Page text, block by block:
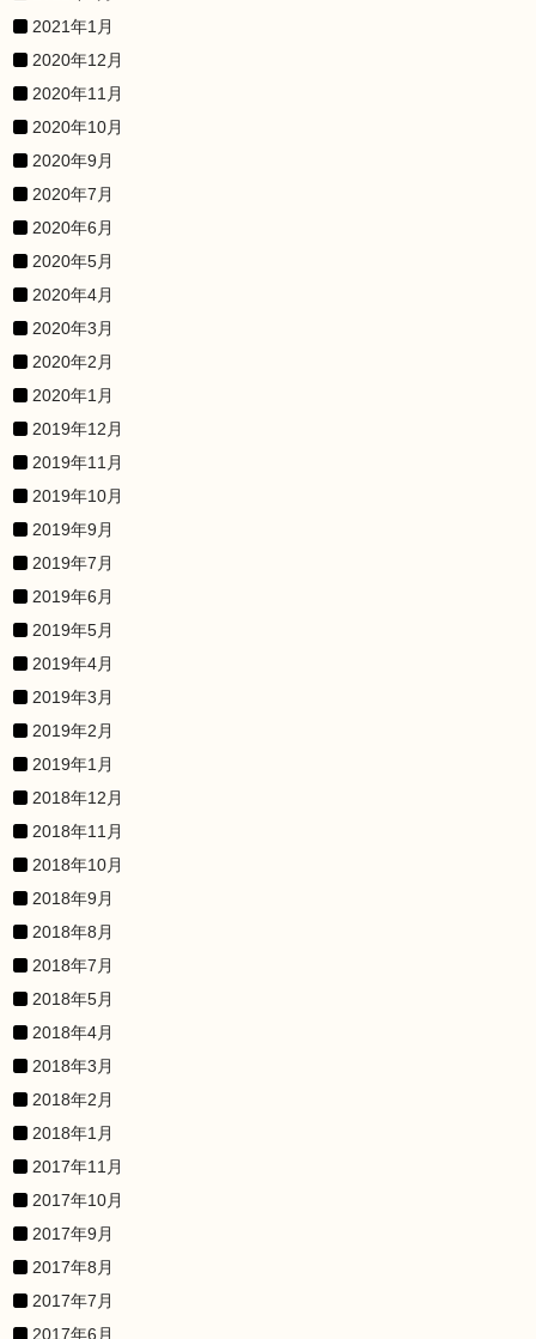
2021年1月
2020年12月
2020年11月
2020年10月
2020年9月
2020年7月
2020年6月
2020年5月
2020年4月
2020年3月
2020年2月
2020年1月
2019年12月
2019年11月
2019年10月
2019年9月
2019年7月
2019年6月
2019年5月
2019年4月
2019年3月
2019年2月
2019年1月
2018年12月
2018年11月
2018年10月
2018年9月
2018年8月
2018年7月
2018年5月
2018年4月
2018年3月
2018年2月
2018年1月
2017年11月
2017年10月
2017年9月
2017年8月
2017年7月
2017年6月